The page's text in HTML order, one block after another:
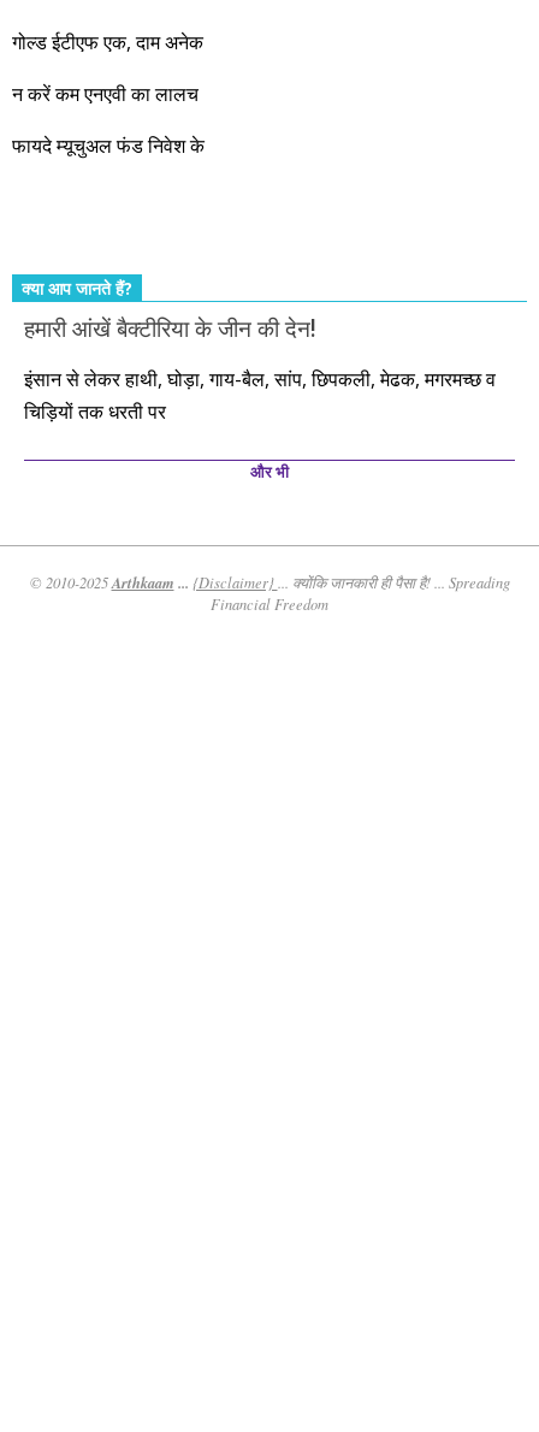
आएंगे। दूसरे आपको बस उल्लू बनाएंगे। केवल हम ही हैं जो पूरी ईमानदारी
और सत्यनिष्ठा से आपके लिए निवेश के हर रविवार को शानदार मौके लेकर
कर्महीन नर पावत नाहीं। आपके हिस्से का कुछ कर्म हम कर दे रहे हैं। बाकी
गोल्ड ईटीएफ एक, दाम अनेक
न करें कम एनएवी का लालच
फायदे म्यूचुअल फंड निवेश के
क्या आप जानते हैं?
हमारी आंखें बैक्टीरिया के जीन की देन!
इंसान से लेकर हाथी, घोड़ा, गाय-बैल, सांप, छिपकली, मेढक, मगरमच्छ व
चिड़ियों तक धरती पर
और भी
© 2010-2025Arthkaam ... {Disclaimer}
... क्योंकि जानकारी ही पैसा है! ... Spreading
Financial Freedom